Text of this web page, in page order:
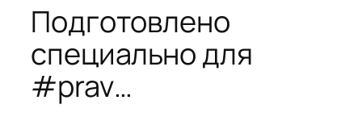
Подготовлено
специально для
#prav…